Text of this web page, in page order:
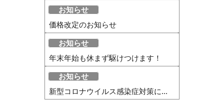
お知らせ
価格改定のお知らせ
お知らせ
年末年始も休まず駆けつけます！
お知らせ
新型コロナウイルス感染症対策に...